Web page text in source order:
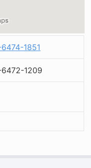
1851
1209